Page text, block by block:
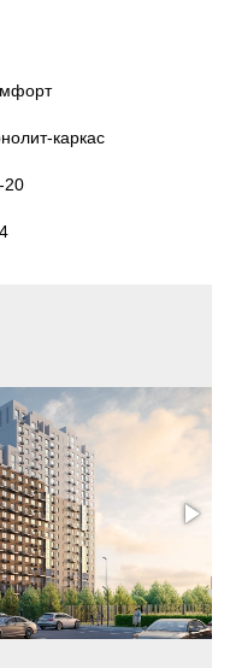
каркас
20
(Меридиан)